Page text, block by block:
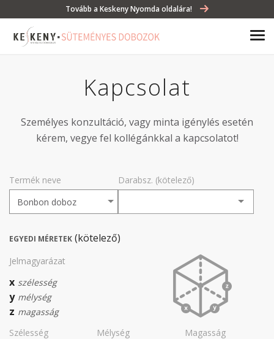
Tovább a Keskeny Nyomda oldalára!
Kapcsolat
Személyes konzultáció, vagy minta igénylés esetén
kérem, vegye fel kollégánkkal a kapcsolatot!
Termék neve Darabsz. (kötelező)
EGYEDI MÉRETEK (kötelező)
Jelmagyarázat
x szélesség
y mélység
z magasság
Szélesség
Mélység Magasság